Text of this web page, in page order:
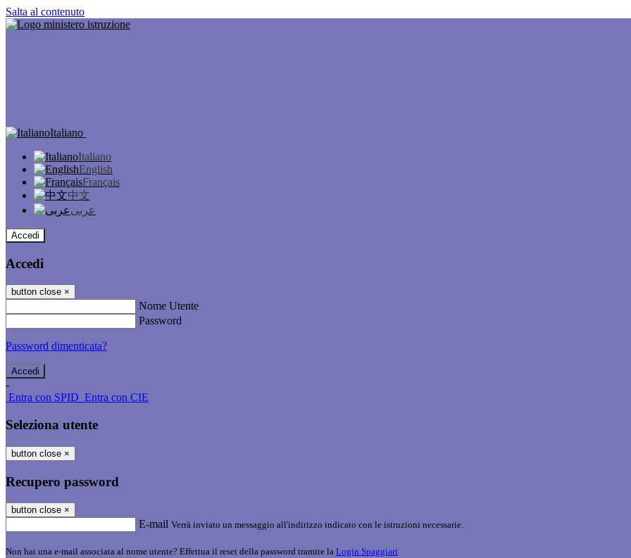
Salta al contenuto
Italiano
Italiano
English
Français
中文
عربى
Accedi
Accedi
button close ×
Nome Utente
Password
Password dimenticata?
-
Entra con SPID Entra con CIE
Seleziona utente
button close ×
Recupero password
button close ×
E-mail Verrà inviato un messaggio all'indirizzo indicato con le istruzioni necessarie.
Non hai una e-mail associata al nome utente? Effettua il reset della password tramite la Login Spaggiari